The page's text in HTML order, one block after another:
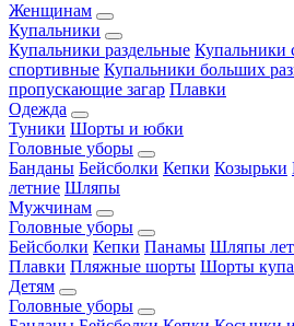
Женщинам
Купальники
Купальники раздельные Купальники
спортивные Купальники больших
пропускающие загар Плавки
Одежда
Туники Шорты и юбки
Головные уборы
Банданы Бейсболки Кепки Козырьки
летние Шляпы
Мужчинам
Головные уборы
Бейсболки Кепки Панамы Шляпы
Плавки Пляжные шорты Шорты
Детям
Головные уборы